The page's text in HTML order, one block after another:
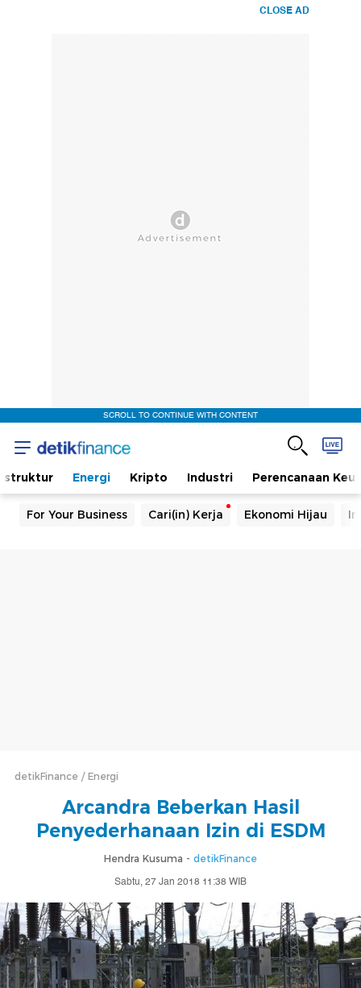
CLOSE AD
SCROLL TO CONTINUE WITH CONTENT
Energi Kripto Industri Perencanaan
For Your Business Cari(in) Kerja Ekonomi Hijau
detikFinance Energi
Arcandra Beberkan Hasil
Penyederhanaan Izin di ESDM
Hendra Kusuma - detikFinance
Sabtu, 27 Jan 2018 11:38 WIB